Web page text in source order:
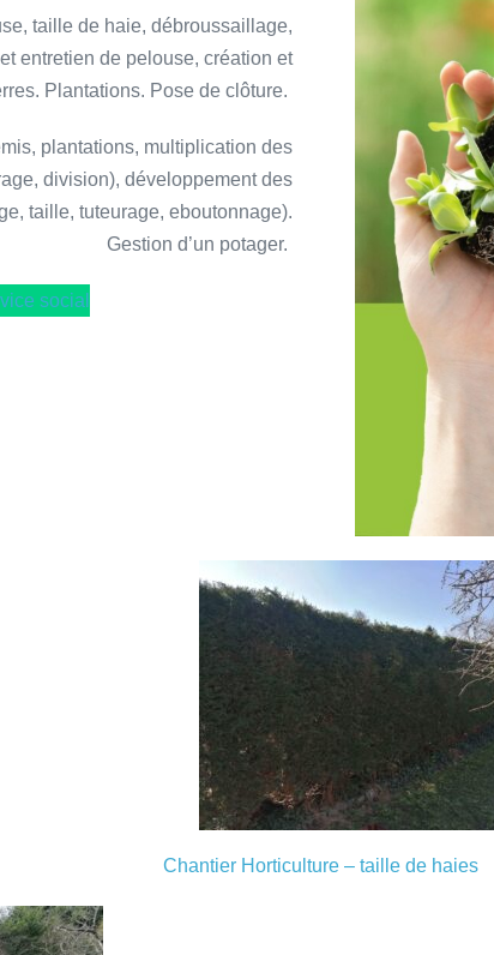
taille de haie, débroussaillage,
entretien de pelouse, création et
Plantations. Pose de clôture.
plantations, multiplication des
division), développement des
taille, tuteurage, eboutonnage).
Gestion d’un potager.
social
Chantier Horticulture – taille de haies